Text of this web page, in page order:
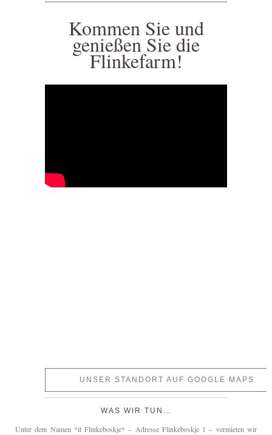
Kommen Sie und
genießen Sie die
Flinkefarm!
UNSER STANDORT AUF GOOGLE MAPS
WAS WIR TUN…
Unter dem Namen *it Flinkeboskje* – Adresse Flinkeboskje 1 – vermieten wir